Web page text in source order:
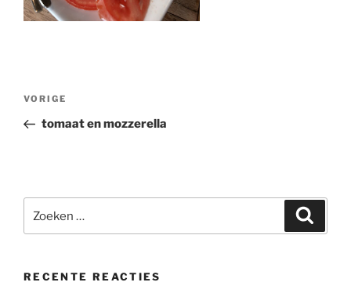
Bericht
Vorig
bericht
VORIGE
tomaat en mozzerella
naar:
RECENTE REACTIES